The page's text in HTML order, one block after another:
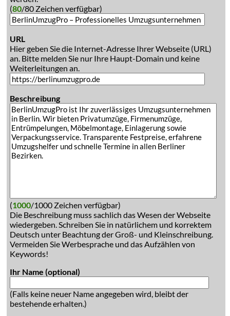
(80/80 Zeichen verfügbar)
URL
Hier geben Sie die Internet-Adresse Ihrer Webseite (URL)
an. Bitte melden Sie nur Ihre Haupt-Domain und keine
Weiterleitungen an.
Beschreibung
(1000/1000 Zeichen verfügbar)
Die Beschreibung muss sachlich das Wesen der Webseite
wiedergeben. Schreiben Sie in natürlichem und korrektem
Deutsch unter Beachtung der Groß- und Kleinschreibung.
Vermeiden Sie Werbesprache und das Aufzählen von
Keywords!
Ihr Name (optional)
(Falls keine neuer Name angegeben wird, bleibt der
bestehende erhalten.)